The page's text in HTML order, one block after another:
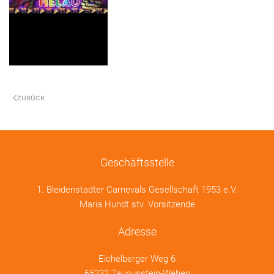
ZURÜCK
Geschäftsstelle
1. Bleidenstadter Carnevals Gesellschaft 1953 e.V.
Maria Hundt stv. Vorsitzende
Adresse
Eichelberger Weg 6